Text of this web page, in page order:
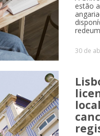
estão
30 de